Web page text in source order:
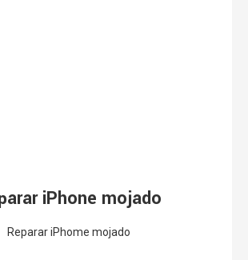
iPhone mojado
Reparar iPhome mojado